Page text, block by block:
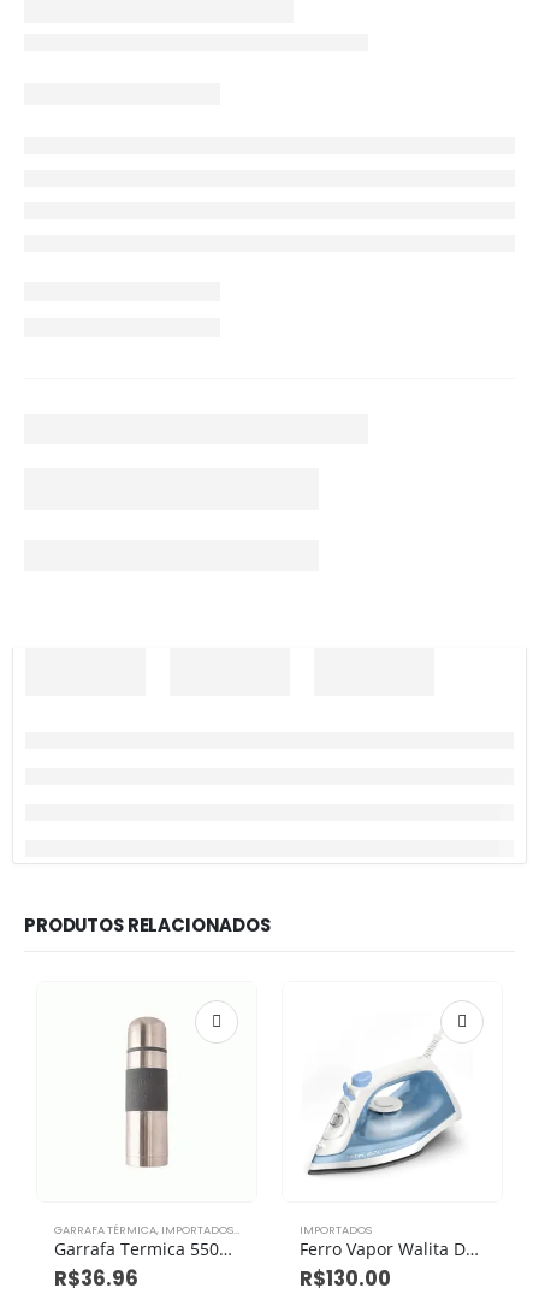
PRODUTOS RELACIONADOS
GARRAFA TÉRMICA, IMPORTADOS,TÉRMICOS
Garrafa Termica 550ml Aço Inox
R$36.96
IMPORTADOS
Ferro Vapor Walita Dst1050/22
R$130.00